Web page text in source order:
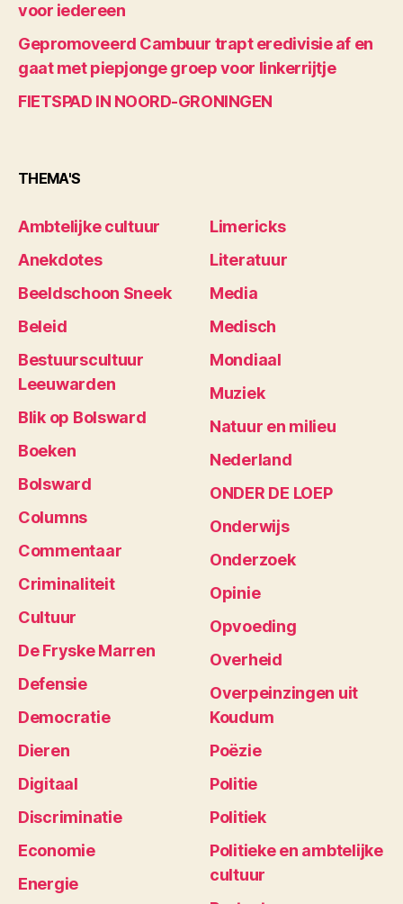
voor iedereen
Gepromoveerd Cambuur trapt eredivisie af en
gaat met piepjonge groep voor linkerrijtje
FIETSPAD IN NOORD-GRONINGEN
THEMA'S
Ambtelijke cultuur
Anekdotes
Beeldschoon Sneek
Beleid
Bestuurscultuur
Leeuwarden
Blik op Bolsward
Boeken
Bolsward
Columns
Commentaar
Criminaliteit
Cultuur
De Fryske Marren
Defensie
Democratie
Dieren
Digitaal
Discriminatie
Economie
Energie
Limericks
Literatuur
Media
Medisch
Mondiaal
Muziek
Natuur en milieu
Nederland
ONDER DE LOEP
Onderwijs
Onderzoek
Opinie
Opvoeding
Overheid
Overpeinzingen uit
Koudum
Poëzie
Politie
Politiek
Politieke en ambtelijke
cultuur